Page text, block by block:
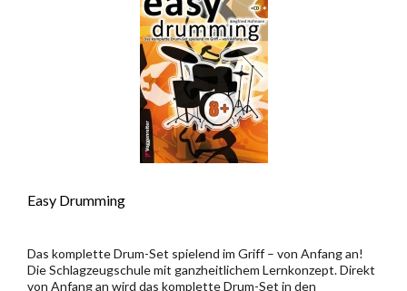
Easy Drumming
Das komplette Drum-Set spielend im Griff – von Anfang an!
Die Schlagzeugschule mit ganzheitlichem Lernkonzept. Direkt
von Anfang an wird das komplette Drum-Set in den